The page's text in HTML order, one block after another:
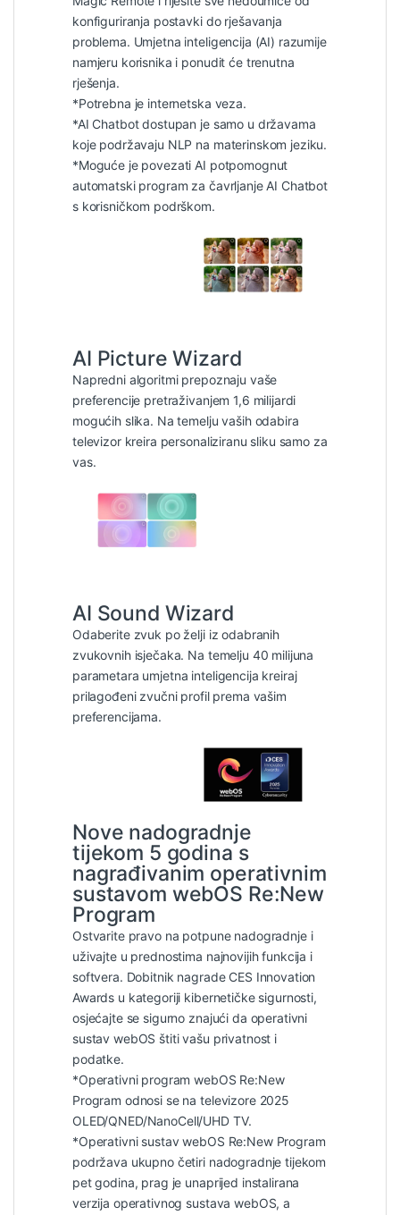
konfiguriranja postavki do rješavanja
problema. Umjetna inteligencija (AI) razumije
namjeru korisnika i ponudit će trenutna
rješenja.
*Potrebna je internetska veza.
*AI Chatbot dostupan je samo u državama
koje podržavaju NLP na materinskom jeziku.
*Moguće je povezati AI potpomognut
automatski program za čavrljanje AI Chatbot
s korisničkom podrškom.
AI Picture Wizard
Napredni algoritmi prepoznaju vaše
preferencije pretraživanjem 1,6 milijardi
mogućih slika. Na temelju vaših odabira
televizor kreira personaliziranu sliku samo za
vas.
AI Sound Wizard
Odaberite zvuk po želji iz odabranih
zvukovnih isječaka. Na temelju 40 milijuna
parametara umjetna inteligencija kreiraj
prilagođeni zvučni profil prema vašim
preferencijama.
Nove nadogradnje
tijekom 5 godina s
nagrađivanim operativnim
sustavom webOS Re:New
Program
Ostvarite pravo na potpune nadogradnje i
uživajte u prednostima najnovijih funkcija i
softvera. Dobitnik nagrade CES Innovation
Awards u kategoriji kibernetičke sigurnosti,
osjećajte se sigurno znajući da operativni
sustav webOS štiti vašu privatnost i
podatke.
*Operativni program webOS Re:New
Program odnosi se na televizore 2025
OLED/QNED/NanoCell/UHD TV.
*Operativni sustav webOS Re:New Program
podržava ukupno četiri nadogradnje tijekom
pet godina, prag je unaprijed instalirana
verzija operativnog sustava webOS, a